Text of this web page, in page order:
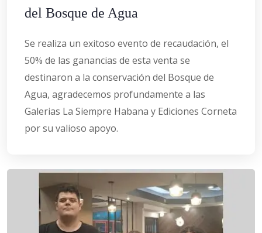
del Bosque de Agua
Se realiza un exitoso evento de recaudación, el
50% de las ganancias de esta venta se
destinaron a la conservación del Bosque de
Agua, agradecemos profundamente a las
Galerias La Siempre Habana y Ediciones Corneta
por su valioso apoyo.